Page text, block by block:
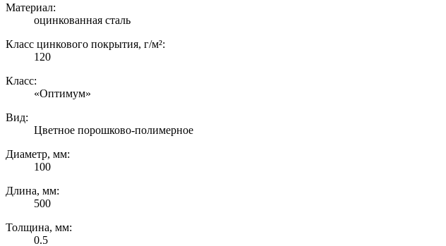
Материал:
оцинкованная сталь
Класс цинкового покрытия, г/м²:
120
Класс:
«Оптимум»
Вид:
Цветное порошково-полимерное
Диаметр, мм:
100
Длина, мм:
500
Толщина, мм:
0.5